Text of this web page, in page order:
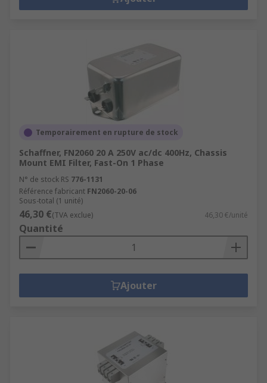
Temporairement en rupture de stock
Schaffner, FN2060 20 A 250V ac/dc 400Hz, Chassis
Mount EMI Filter, Fast-On 1 Phase
N° de stock RS 776-1131
Référence fabricant FN2060-20-06
Sous-total (1 unité)
46,30 €(TVA exclue) 46,30 €/unité
Quantité
Ajouter